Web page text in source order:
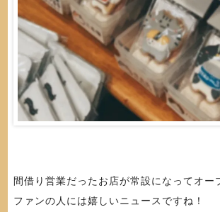
間借り営業だったお店が常設になってオー
ファンの人には嬉しいニュースですね！